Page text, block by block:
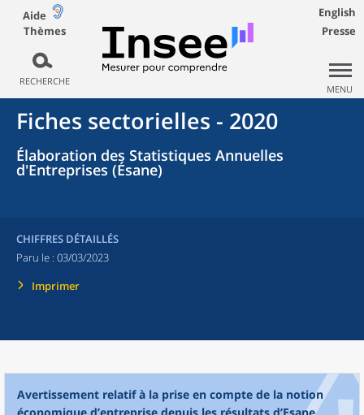
Aide
Thèmes
RECHERCHE
English
Presse
MENU
Fiches sectorielles - 2020
Élaboration des Statistiques Annuelles
d'Entreprises (Ésane)
CHIFFRES DÉTAILLÉS
Paru le : 03/03/2023
Imprimer
Avertissement relatif à la prise en compte de la notion